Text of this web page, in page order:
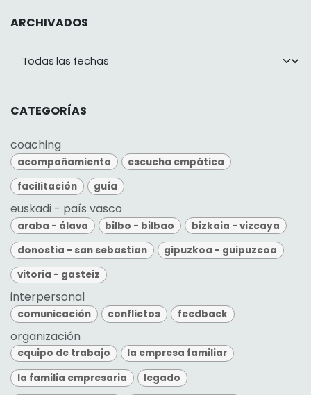
ARCHIVADOS
CATEGORÍAS
coaching
acompañamiento
escucha empática
facilitación
guía
euskadi - país vasco
araba - álava bilbo - bilbao
bizkaia - vizcaya
donostia - san sebastian
gipuzkoa - guipuzcoa
vitoria - gasteiz
interpersonal
comunicación conflictos feedback
organización
equipo de trabajo
la empresa familiar
la familia empresaria
legado